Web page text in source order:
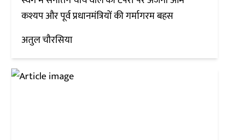
कश्यप और पूर्व प्रधानमंत्रियों की गर्मागरम बहस
अतुल चौरसिया